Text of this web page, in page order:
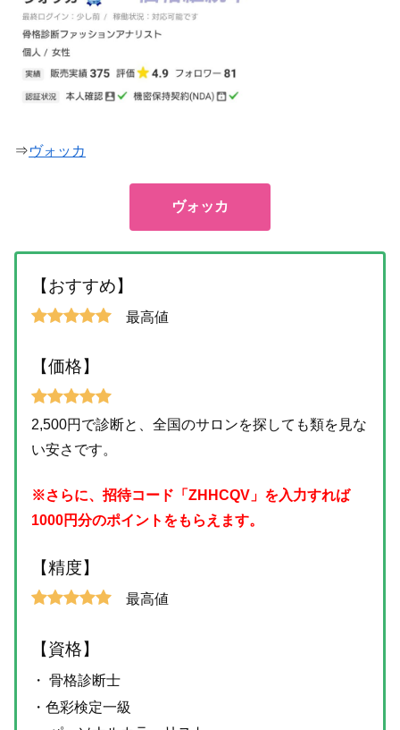
⇒ヴォッカ
ヴォッカ
【おすすめ】
最高値
【価格】
2,500円で診断と、全国のサロンを探しても類を見な
い安さです。
※さらに、招待コード「ZHHCQV」を入力すれば
1000円分のポイントをもらえます。
【精度】
最高値
【資格】
・ 骨格診断士
・色彩検定一級